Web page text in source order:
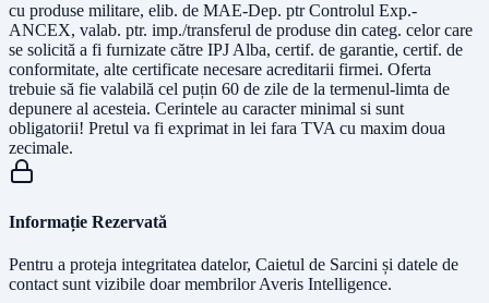
cu produse militare, elib. de MAE-Dep. ptr Controlul Exp.-
ANCEX, valab. ptr. imp./transferul de produse din categ. celor care
se solicită a fi furnizate către IPJ Alba, certif. de garantie, certif. de
conformitate, alte certificate necesare acreditarii firmei. Oferta
trebuie să fie valabilă cel puțin 60 de zile de la termenul-limta de
depunere al acesteia. Cerintele au caracter minimal si sunt
obligatorii! Pretul va fi exprimat in lei fara TVA cu maxim doua
zecimale.
Informație Rezervată
Pentru a proteja integritatea datelor, Caietul de Sarcini și datele de
contact sunt vizibile doar membrilor Averis Intelligence.